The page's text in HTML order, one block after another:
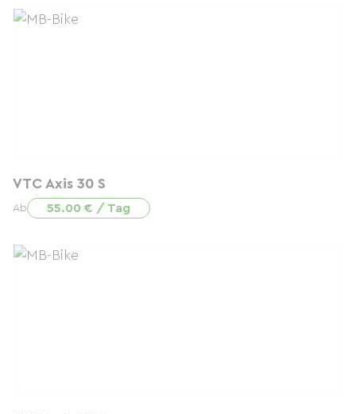
VTC Axis 30 S
Ab 55.00 € / Tag